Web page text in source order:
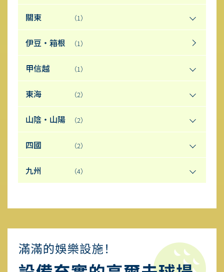
關東 （1）
伊豆・箱根 （1）
甲信越 （1）
東海 （2）
山陰・山陽 （2）
四國 （2）
九州 （4）